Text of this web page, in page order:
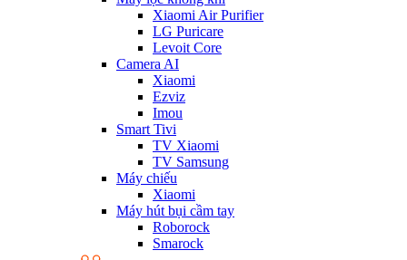
Xiaomi Air Purifier
LG Puricare
Levoit Core
Camera AI
Xiaomi
Ezviz
Imou
Smart Tivi
TV Xiaomi
TV Samsung
Máy chiếu
Xiaomi
Máy hút bụi cầm tay
Roborock
Smarock